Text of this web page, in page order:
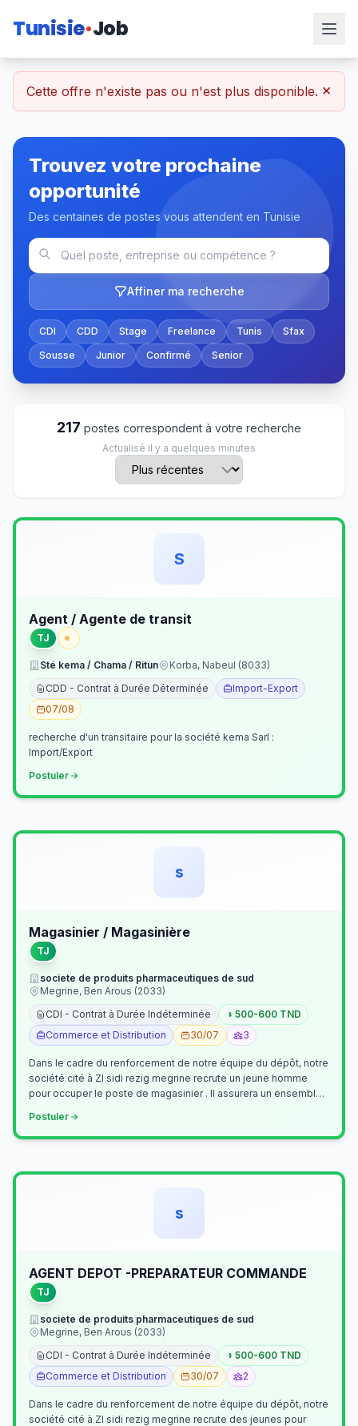
Tunisie Job
Cette offre n'existe pas ou n'est plus disponible. ×
Trouvez votre prochaine
opportunité
Des centaines de postes vous attendent en Tunisie
Affiner ma recherche
CDI CDD Stage Freelance Tunis
Sfax
Sousse
Junior Confirmé Senior
217 postes correspondent à votre recherche
Actualisé il y a quelques minutes
S
Agent / Agente de transit
TJ
Sté kema / Chama / Ritun
Korba, Nabeul (8033)
CDD - Contrat à Durée Déterminée
Import-Export
07/08
recherche d'un transitaire pour la société kema Sarl :
Import/Export
Postuler
s
Magasinier / Magasinière
TJ
societe de produits pharmaceutiques de sud
Megrine, Ben Arous (2033)
CDI - Contrat à Durée Indéterminée
500-600 TND
Commerce et Distribution
30/07 3
Dans le cadre du renforcement de notre équipe du dépôt, notre
société cité à ZI sidi rezig megrine recrute un jeune homme
pour occuper le poste de magasinier . Il assurera un ensemble
Postuler
s
AGENT DEPOT -PREPARATEUR COMMANDE
TJ
societe de produits pharmaceutiques de sud
Megrine, Ben Arous (2033)
CDI - Contrat à Durée Indéterminée
500-600 TND
Commerce et Distribution
30/07 2
Dans le cadre du renforcement de notre équipe du dépôt, notre
société cité à ZI sidi rezig megrine recrute des jeunes pour